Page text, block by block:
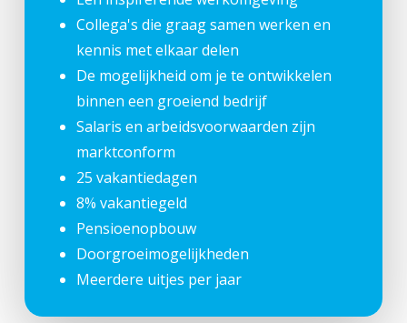
Collega's die graag samen werken en
kennis met elkaar delen
De mogelijkheid om je te ontwikkelen
binnen een groeiend bedrijf
Salaris en arbeidsvoorwaarden zijn
marktconform
25 vakantiedagen
8% vakantiegeld
Pensioenopbouw
Doorgroeimogelijkheden
Meerdere uitjes per jaar